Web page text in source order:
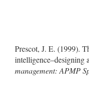
Prescot, J. E. (1999).
intelligence–designing
management: APMP